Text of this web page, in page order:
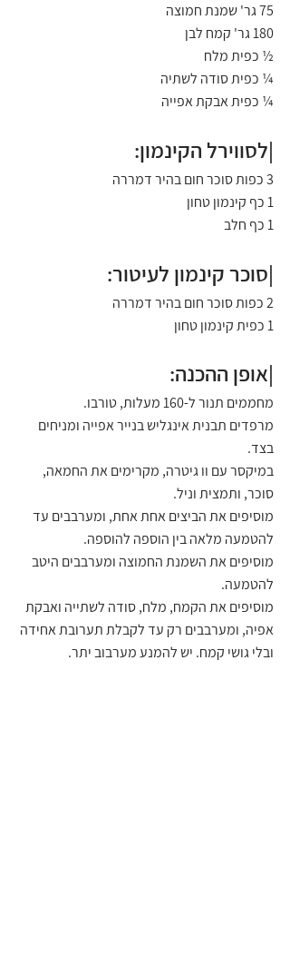
75 גר' שמנת חמוצה
180 גר' קמח לבן
½ כפית מלח
¼ כפית סודה לשתיה
¼ כפית אבקת אפייה
|לסווירל הקינמון:
3 כפות סוכר חום בהיר דמררה
1 כף קינמון טחון
1 כף חלב
|סוכר קינמון לעיטור:
2 כפות סוכר חום בהיר דמררה
1 כפית קינמון טחון
|אופן ההכנה:
מחממים תנור ל-160 מעלות, טורבו.
מרפדים תבנית אינגליש בנייר אפייה ומניחים
בצד.
במיקסר עם וו גיטרה, מקרימים את החמאה,
סוכר, ותמצית וניל.
מוסיפים את הביצים אחת אחת, ומערבבים עד
להטמעה מלאה בין הוספה להוספה.
מוסיפים את השמנת החמוצה ומערבבים היטב
להטמעה.
מוסיפים את הקמח, מלח, סודה לשתייה ואבקת
אפיה, ומערבבים רק עד לקבלת תערובת אחידה
ובלי גושי קמח. יש להמנע מערבוב יתר.